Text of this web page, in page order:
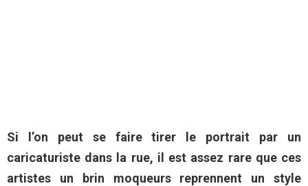
Si l’on peut se faire tirer le portrait par un
caricaturiste dans la rue, il est assez rare que ces
artistes un brin moqueurs reprennent un style